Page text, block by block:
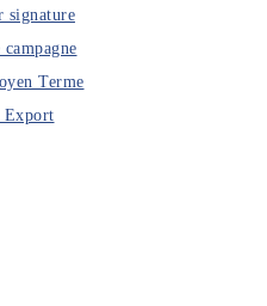
signature
Terme
Export